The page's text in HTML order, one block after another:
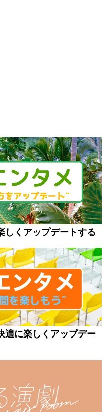
しくアップデートする
適に楽しくアップデー